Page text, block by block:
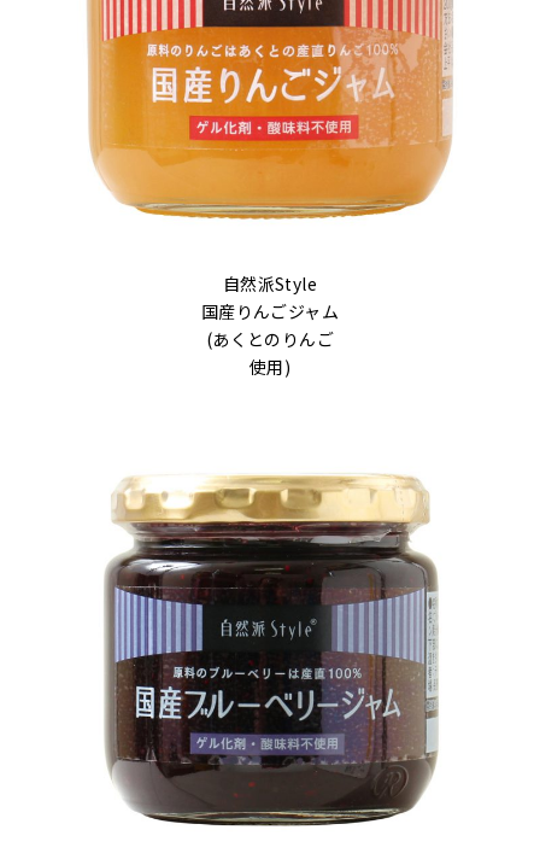
自然派Style
国産りんごジャム
(あくとのりんご
使用)